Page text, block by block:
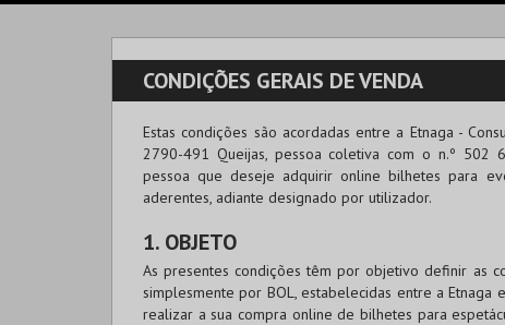
CONDIÇÕES GERAIS DE VENDA
Estas condições são acordadas entre a Etnaga -
2790-491 Queijas, pessoa coletiva com o n.º 502
pessoa que deseje adquirir online bilhetes para
aderentes, adiante designado por utilizador.
1. OBJETO
As presentes condições têm por objetivo definir as
simplesmente por BOL, estabelecidas entre a Etnaga
realizar a sua compra online de bilhetes para